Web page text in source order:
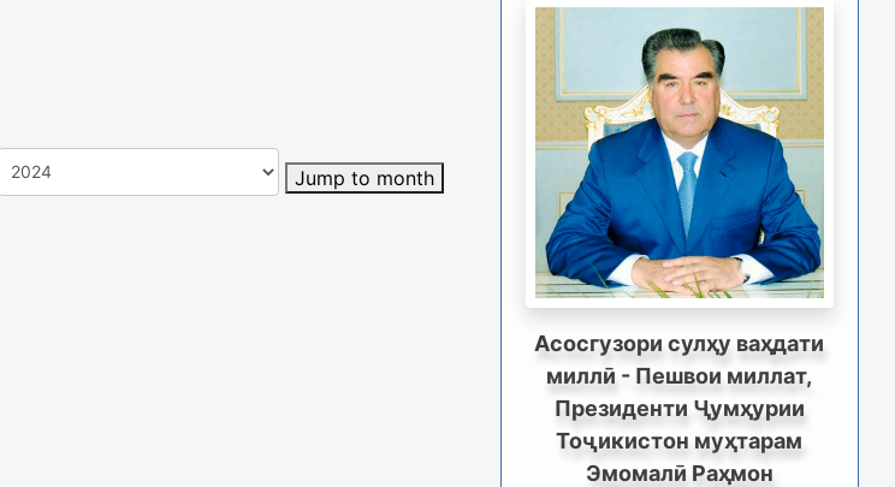
Jump to month
Асосгузори сулҳу ваҳдати
миллӣ - Пешвои миллат,
Президенти Ҷумҳурии
Тоҷикистон муҳтарам
Эмомалӣ Раҳмон